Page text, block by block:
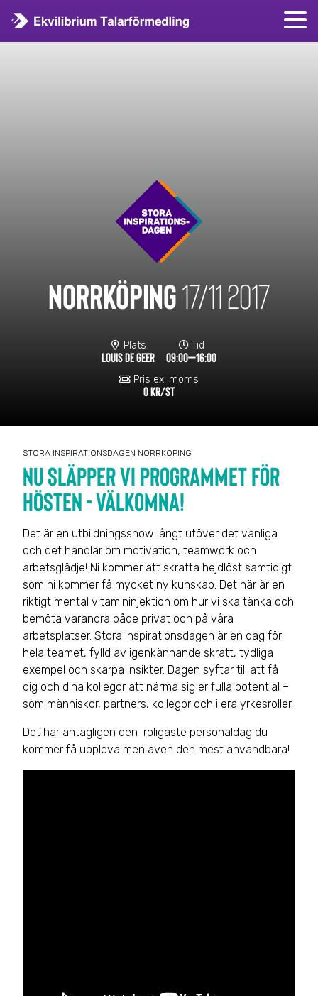
NORRKÖPING17/11 2017
Plats
LOUIS DE GEER
Tid
09:00–16:00
Pris ex. moms
0 KR/ST
STORA INSPIRATIONSDAGEN NORRKÖPING
NU SLÄPPER VI PROGRAMMET FÖR
HÖSTEN - VÄLKOMNA!
Det är en utbildningsshow långt utöver det vanliga
och det handlar om motivation, teamwork och
arbetsglädje! Ni kommer att skratta hejdlöst samtidigt
som ni kommer få mycket ny kunskap. Det här är en
riktigt mental vitamininjektion om hur vi ska tänka och
bemöta varandra både privat och på våra
arbetsplatser. Stora inspirationsdagen är en dag för
hela teamet, fylld av igenkännande skratt, tydliga
exempel och skarpa insikter. Dagen syftar till att få
dig och dina kollegor att närma sig er fulla potential –
som människor, partners, kollegor och i era yrkesroller.
Det här antagligen den roligaste personaldag du
kommer få uppleva men även den mest användbara!